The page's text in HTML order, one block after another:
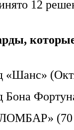
12
(70